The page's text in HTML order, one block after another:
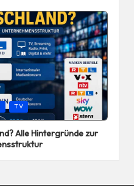
TV
Alle Hintergründe zur